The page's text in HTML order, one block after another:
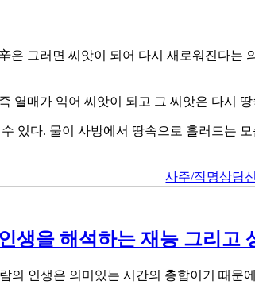
은 그러면 씨앗이 되어 다시 새로워진다는
열매가 익어 씨앗이 되고 그 씨앗은 다시
있다. 물이 사방에서 땅속으로 흘러드는
사주/작명상담
생을 해석하는 재능 그리고
의 인생은 의미있는 시간의 총합이기 때